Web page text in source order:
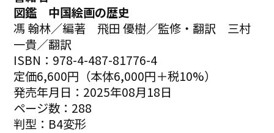
図鑑 中国絵画の歴史
馮 翰林／編著 飛田 優樹／監修・翻訳 三村
一貴／翻訳
ISBN：978-4-487-81776-4
定価6,600円（本体6,000円＋税10%）
発売年月日：2025年08月18日
ページ数：288
判型：B4変形